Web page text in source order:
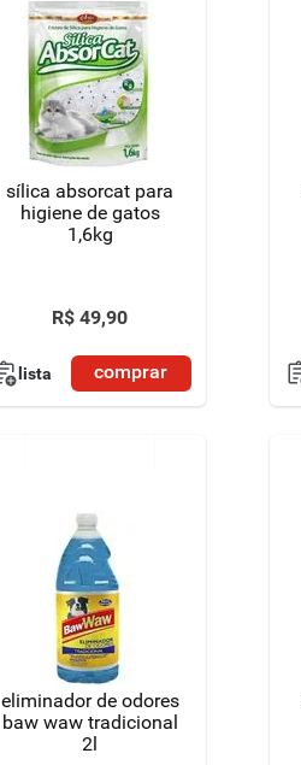
sílica absorcat para
higiene de gatos
1,6kg
R$ 49,90
lista comprar
eliminador de odores
baw waw tradicional
2l